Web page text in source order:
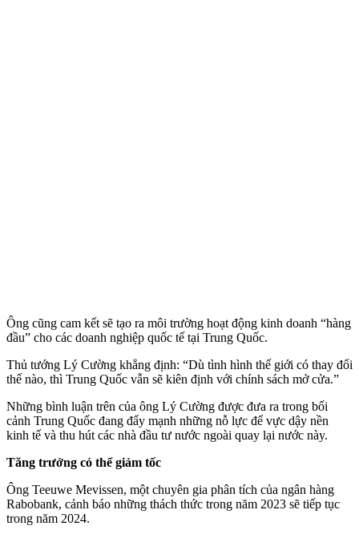
Ông cũng cam kết sẽ tạo ra môi trường hoạt động kinh doanh “hàng
đầu” cho các doanh nghiệp quốc tế tại Trung Quốc.
Thủ tướng Lý Cường khẳng định: “Dù tình hình thế giới có thay đổi
thế nào, thì Trung Quốc vẫn sẽ kiên định với chính sách mở cửa.”
Những bình luận trên của ông Lý Cường được đưa ra trong bối
cảnh Trung Quốc đang đẩy mạnh những nỗ lực để vực dậy nền
kinh tế và thu hút các nhà đầu tư nước ngoài quay lại nước này.
Tăng trưởng có thể giảm tốc
Ông Teeuwe Mevissen, một chuyên gia phân tích của ngân hàng
Rabobank, cảnh báo những thách thức trong năm 2023 sẽ tiếp tục
trong năm 2024.